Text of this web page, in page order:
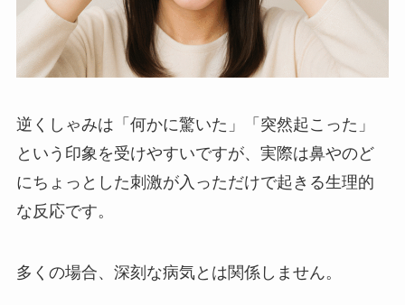
逆くしゃみは「何かに驚いた」「突然起こった」
という印象を受けやすいですが、実際は鼻やのど
にちょっとした刺激が入っただけで起きる生理的
な反応です。
多くの場合、深刻な病気とは関係しません。